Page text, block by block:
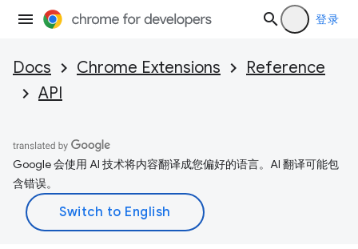
登录
Docs Chrome Extensions
Reference
API
Google 会使用 AI 技术将内容翻译成您偏好的语言。AI 翻译可能包
含错误。